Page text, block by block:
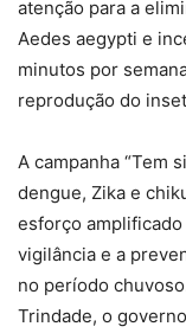
atenção para a
Aedes aegypti e
minutos por
reprodução do
A campanha “Tem
dengue, Zika e
esforço
vigilância e a
no período
Trindade, o